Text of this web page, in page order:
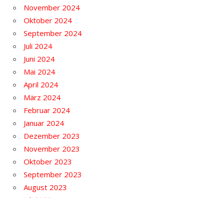
November 2024
Oktober 2024
September 2024
Juli 2024
Juni 2024
Mai 2024
April 2024
März 2024
Februar 2024
Januar 2024
Dezember 2023
November 2023
Oktober 2023
September 2023
August 2023